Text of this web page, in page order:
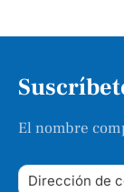
El nombre